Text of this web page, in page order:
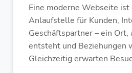
Eine moderne Webseite ist
Anlaufstelle für Kunden,
Geschäftspartner – ein Ort,
entsteht und Beziehungen
Gleichzeitig erwarten